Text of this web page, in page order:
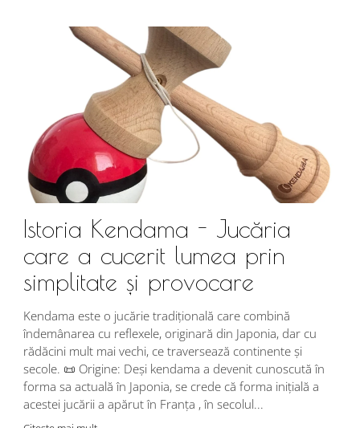
Istoria Kendama - Jucăria
care a cucerit lumea prin
simplitate și provocare
Kendama este o jucărie tradițională care combină
îndemânarea cu reflexele, originară din Japonia, dar cu
rădăcini mult mai vechi, ce traversează continente și
secole. 📜 Origine: Deși kendama a devenit cunoscută în
forma sa actuală în Japonia, se crede că forma inițială a
acestei jucării a apărut în Franța , în secolul...